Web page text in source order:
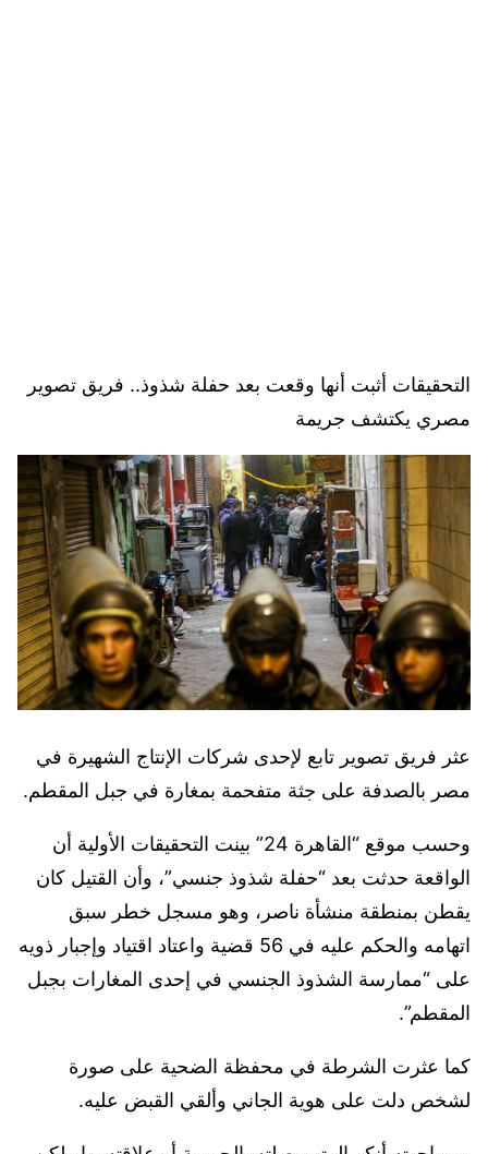
التحقيقات أثبت أنها وقعت بعد حفلة شذوذ.. فريق تصوير
مصري يكتشف جريمة
عثر فريق تصوير تابع لإحدى شركات الإنتاج الشهيرة في
مصر بالصدفة على جثة متفحمة بمغارة في جبل المقطم.
وحسب موقع “القاهرة 24” بينت التحقيقات الأولية أن
الواقعة حدثت بعد “حفلة شذوذ جنسي”، وأن القتيل كان
يقطن بمنطقة منشأة ناصر، وهو مسجل خطر سبق
اتهامه والحكم عليه في 56 قضية واعتاد اقتياد وإجبار ذويه
على “ممارسة الشذوذ الجنسي في إحدى المغارات بجبل
المقطم”.
كما عثرت الشرطة في محفظة الضحية على صورة
لشخص دلت على هوية الجاني وألقي القبض عليه.